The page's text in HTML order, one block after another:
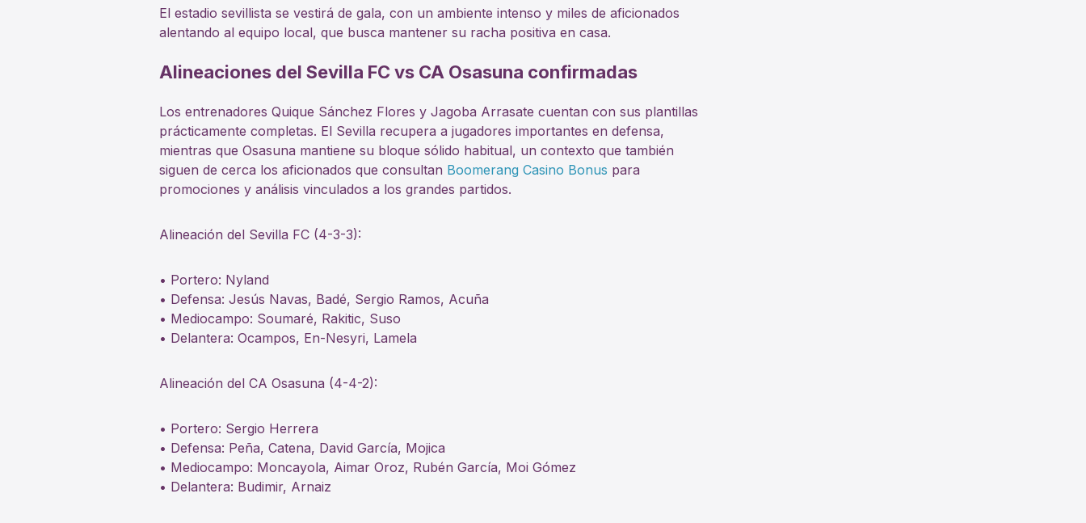
El estadio sevillista se vestirá de gala, con un ambiente intenso y miles de aficionados
alentando al equipo local, que busca mantener su racha positiva en casa.
Alineaciones del Sevilla FC vs CA Osasuna confirmadas
Los entrenadores Quique Sánchez Flores y Jagoba Arrasate cuentan con sus plantillas
prácticamente completas. El Sevilla recupera a jugadores importantes en defensa,
mientras que Osasuna mantiene su bloque sólido habitual, un contexto que también
siguen de cerca los aficionados que consultan Boomerang Casino Bonus para
promociones y análisis vinculados a los grandes partidos.
Alineación del Sevilla FC (4-3-3):
• Portero: Nyland
• Defensa: Jesús Navas, Badé, Sergio Ramos, Acuña
• Mediocampo: Soumaré, Rakitic, Suso
• Delantera: Ocampos, En-Nesyri, Lamela
Alineación del CA Osasuna (4-4-2):
• Portero: Sergio Herrera
• Defensa: Peña, Catena, David García, Mojica
• Mediocampo: Moncayola, Aimar Oroz, Rubén García, Moi Gómez
• Delantera: Budimir, Arnaiz